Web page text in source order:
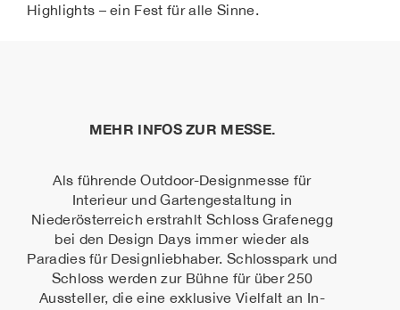
Highlights – ein Fest für alle Sinne.
MEHR INFOS ZUR MESSE.
Als führende Outdoor-Designmesse für
Interieur und Gartengestaltung in
Niederösterreich erstrahlt Schloss Grafenegg
bei den Design Days immer wieder als
Paradies für Designliebhaber. Schlosspark und
Schloss werden zur Bühne für über 250
Aussteller, die eine exklusive Vielfalt an In-